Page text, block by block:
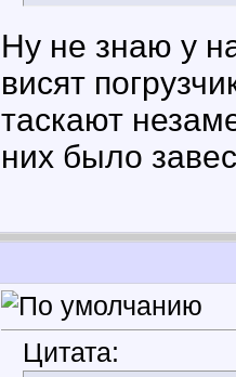
Ну не знаю у
висят
таскают
них было
Цитата: